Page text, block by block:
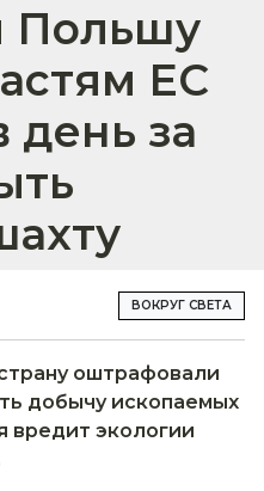
Польшу
ЕС
день за
ВОКРУГ СВЕТА
оштрафовали
добычу ископаемых
вредит экологии